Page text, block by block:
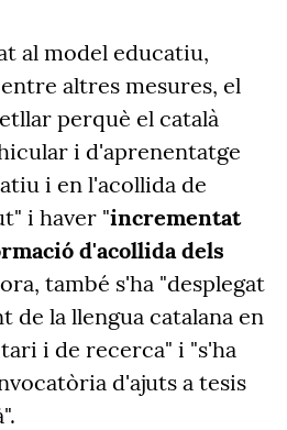
al model educatiu,
altres mesures, el
perquè el català
i d'aprenentatge
i en l'acollida de
i haver "incrementat
d'acollida dels
també s'ha "desplegat
de la llengua catalana en
i de recerca" i "s'ha
d'ajuts a tesis